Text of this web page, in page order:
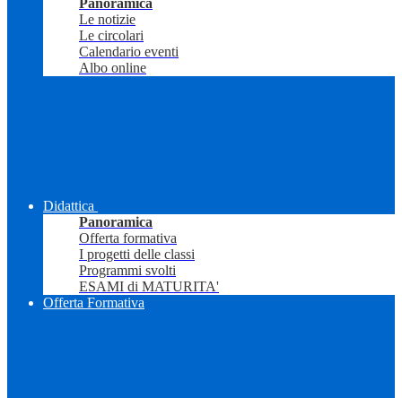
Panoramica
Le notizie
Le circolari
Calendario eventi
Albo online
Didattica
Panoramica
Offerta formativa
I progetti delle classi
Programmi svolti
ESAMI di MATURITA'
Offerta Formativa